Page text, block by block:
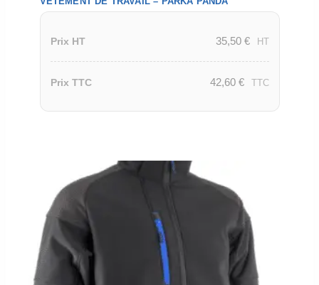
Prix HT 35,50 € HT
Prix TTC 42,60 € TTC